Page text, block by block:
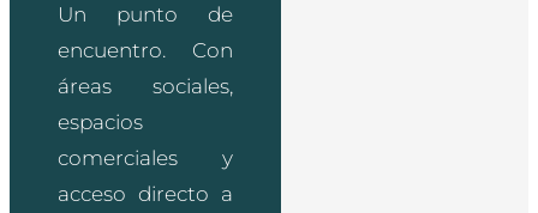
Un punto de
encuentro. Con
áreas sociales,
espacios
comerciales y
acceso directo a